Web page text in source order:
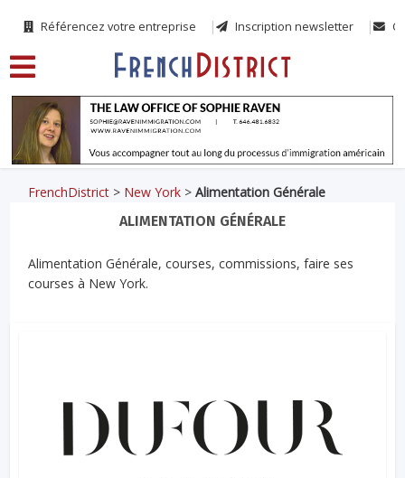
Référencez votre entreprise Inscription newsletter
FrenchDistrict > New York >Alimentation Générale
ALIMENTATION GÉNÉRALE
Alimentation Générale, courses, commissions, faire ses
courses à New York.